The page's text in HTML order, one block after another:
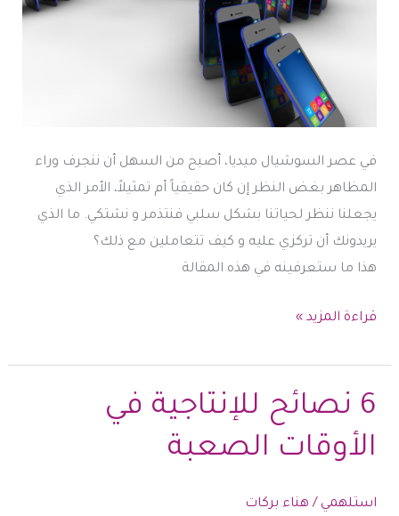
في عصر السوشيال ميديا، أصبح من السهل أن ننجرف وراء
المظاهر بغض النظر إن كان حقيقياً أم تمثيلاً، الأمر الذي
يجعلنا ننظر لحياتنا بشكل سلبي فنتذمر و نشتكي. ما الذي
يريدونك أن تركزي عليه و كيف تتعاملين مع ذلك؟
هذا ما ستعرفينه في هذه المقالة
السوشيال
و
المثالية
خدعة
بحياتك
قراءة المزيد »
6 نصائح للإنتاجية في
الأوقات الصعبة
استلهمي / هناء بركات